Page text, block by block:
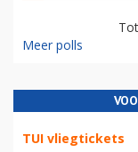
Meer polls
TUI vliegtickets